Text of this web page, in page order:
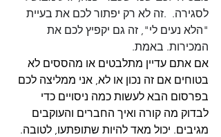
לסגירה.  .זה לא רק יפתור לכם את בעיית
"הלא נעים לי", זה גם יקפיץ לכם את
המכירות. באמת.
אם אתם עדיין מתלבטים או מהססים לא
בטוחים אם זה נכון או לא, אני ממליצה לכם
בפרסום הבא לעשות כמה ניסויים כדי
לבדוק מה קורה ואיך החברים והעוקבים
מגיבים. יכול מאד להיות שתופתעו, לטובה.